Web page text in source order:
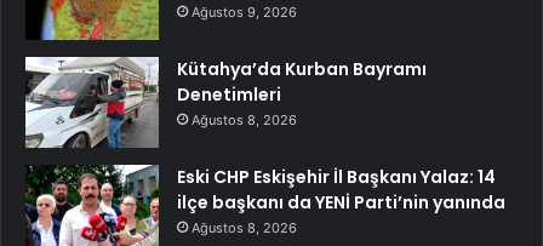
Ağustos 9, 2026
Kütahya’da Kurban Bayramı
Denetimleri
Ağustos 8, 2026
Eski CHP Eskişehir İl Başkanı Yalaz: 14
ilçe başkanı da YENİ Parti’nin yanında
Ağustos 8, 2026